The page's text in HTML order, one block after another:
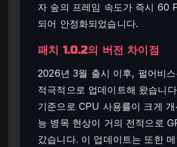
자 숲의 프레임 속도가 즉시 60
되어 안정화되었습니다.
패치 1.0.2의 버전 차이점
2026년 3월 출시 이후, 펄어비
적극적으로 업데이트해 왔습니
기준으로 CPU 사용률이 크게
능 병목 현상이 거의 전적으로
갔습니다. 이 업데이트는 또한